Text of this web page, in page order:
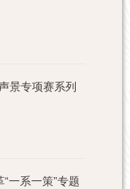
景专项赛系列
一系一策”专题